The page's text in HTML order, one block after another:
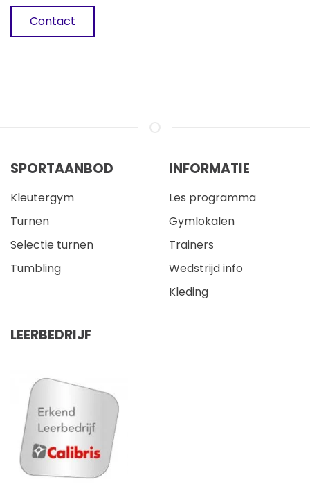
Contact
SPORTAANBOD
Kleutergym
Turnen
Selectie turnen
Tumbling
INFORMATIE
Les programma
Gymlokalen
Trainers
Wedstrijd info
Kleding
LEERBEDRIJF